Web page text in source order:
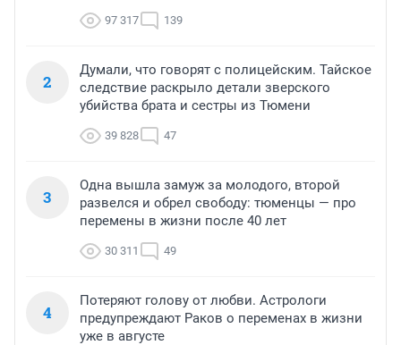
97 317 139
2
Думали, что говорят с полицейским. Тайское
следствие раскрыло детали зверского
убийства брата и сестры из Тюмени
39 828 47
3
Одна вышла замуж за молодого, второй
развелся и обрел свободу: тюменцы — про
перемены в жизни после 40 лет
30 311 49
4
Потеряют голову от любви. Астрологи
предупреждают Раков о переменах в жизни
уже в августе